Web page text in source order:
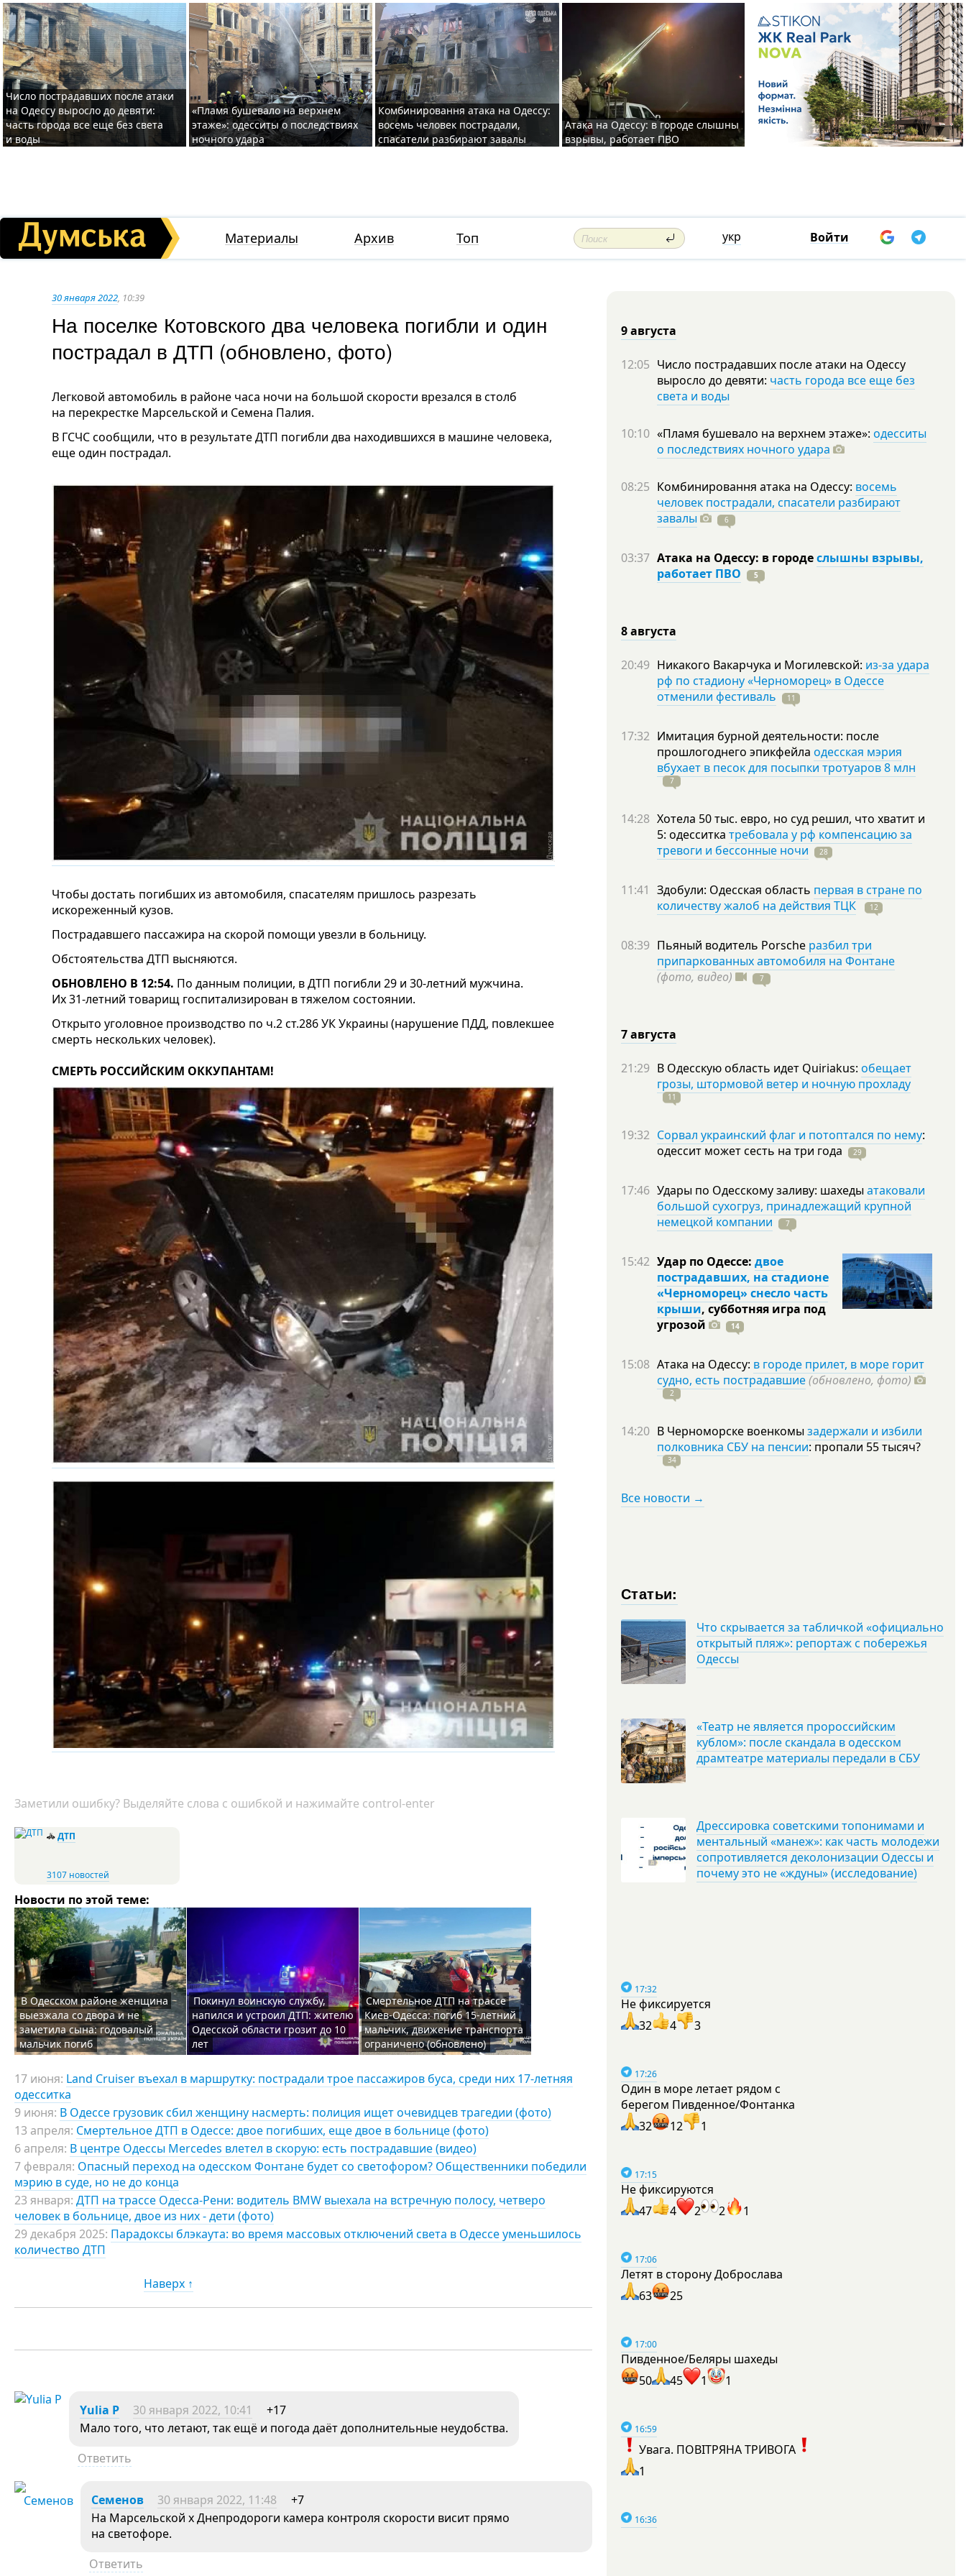
Число пострадавших после атаки
на Одессу выросло до девяти:
часть города все еще без света
и воды
«Пламя бушевало на верхнем
этаже»: одесситы о последствиях
ночного удара
Комбинировання атака на Одессу:
восемь человек пострадали,
спасатели разбирают завалы
Атака на Одессу: в городе слышны
взрывы, работает ПВО
Материалы Архив Топ укр Войти
30 января 2022, 10:39
На поселке Котовского два человека погибли и один
пострадал в ДТП (обновлено, фото)
Легковой автомобиль в районе часа ночи на большой скорости врезался в столб
на перекрестке Марсельской и Семена Палия.
В ГСЧС сообщили, что в результате ДТП погибли два находившихся в машине человека,
еще один пострадал.
Чтобы достать погибших из автомобиля, спасателям пришлось разрезать
искореженный кузов.
Пострадавшего пассажира на скорой помощи увезли в больницу.
Обстоятельства ДТП высняются.
ОБНОВЛЕНО В 12:54. По данным полиции, в ДТП погибли 29 и 30-летний мужчина.
Их 31-летний товарищ госпитализирован в тяжелом состоянии.
Открыто уголовное производство по ч.2 ст.286 УК Украины (нарушение ПДД, повлекшее
смерть нескольких человек).
СМЕРТЬ РОССИЙСКИМ ОККУПАНТАМ!
Заметили ошибку? Выделяйте слова с ошибкой и нажимайте control-enter
🚓ДТП
3107 новостей
Новости по этой теме:
В Одесском районе женщина
выезжала со двора и не
заметила сына: годовалый
мальчик погиб
Покинул воинскую службу,
напился и устроил ДТП: жителю
Одесской области грозит до 10
лет
Смертельное ДТП на трассе
Киев-Одесса: погиб 15-летний
мальчик, движение транспорта
ограничено (обновлено)
17 июня: Land Cruiser въехал в маршрутку: пострадали трое пассажиров буса, среди них 17-летняя
одесситка
9 июня: В Одессе грузовик сбил женщину насмерть: полиция ищет очевидцев трагедии (фото)
13 апреля: Смертельное ДТП в Одессе: двое погибших, еще двое в больнице (фото)
6 апреля: В центре Одессы Mercedes влетел в скорую: есть пострадавшие (видео)
7 февраля: Опасный переход на одесском Фонтане будет со светофором? Общественники победили
мэрию в суде, но не до конца
23 января: ДТП на трассе Одесса-Рени: водитель BMW выехала на встречную полосу, четверо
человек в больнице, двое из них - дети (фото)
29 декабря 2025: Парадоксы блэкаута: во время массовых отключений света в Одессе уменьшилось
количество ДТП
Наверх ↑
Yulia P 30 января 2022, 10:41
+17
Мало того, что летают, так ещё и погода даёт дополнительные неудобства.
Ответить
Семенов 30 января 2022, 11:48
+7
На Марсельской х Днепродороги камера контроля скорости висит прямо
на светофоре.
Ответить
9 августа
12:05 Число пострадавших после атаки на Одессу
выросло до девяти: часть города все еще без
света и воды
10:10 «Пламя бушевало на верхнем этаже»: одесситы
о последствиях ночного удара
08:25 Комбинировання атака на Одессу: восемь
человек пострадали, спасатели разбирают
завалы
6
03:37 Атака на Одессу: в городеслышны взрывы,
работает ПВО
5
8 августа
20:49 Никакого Вакарчука и Могилевской: из-за удара
рф по стадиону «Черноморец» в Одессе
отменили фестиваль
11
17:32 Имитация бурной деятельности: после
прошлогоднего эпикфейла одесская мэрия
вбухает в песок для посыпки тротуаров 8 млн
7
14:28 Хотела 50 тыс. евро, но суд решил, что хватит и
5: одесситка требовала у рф компенсацию за
тревоги и бессонные ночи
28
11:41 Здобули: Одесская область первая в стране по
количеству жалоб на действия ТЦК
12
08:39 Пьяный водитель Porsche разбил три
припаркованных автомобиля на Фонтане
(фото, видео)
7
7 августа
21:29 В Одесскую область идет Quiriakus: обещает
грозы, штормовой ветер и ночную прохладу
11
19:32 Сорвал украинский флаг и потоптался по нему:
одессит может сесть на три года 29
17:46 Удары по Одесскому заливу: шахеды атаковали
большой сухогруз, принадлежащий крупной
немецкой компании
7
15:42 Удар по Одессе: двое
пострадавших, на стадионе
«Черноморец» снесло часть
крыши, субботняя игра под
угрозой
14
15:08 Атака на Одессу: в городе прилет, в море горит
судно, есть пострадавшие(обновлено, фото)
2
14:20 В Черноморске военкомы задержали и избили
полковника СБУ на пенсии: пропали 55тысяч?
34
Все новости →
Статьи:
Что скрывается за табличкой «официально
открытый пляж»: репортаж с побережья
Одессы
«Театр не является пророссийским
кублом»: после скандала в одесском
драмтеатре материалы передали в СБУ
Дрессировка советскими топонимами и
ментальный «манеж»: как часть молодежи
сопротивляется деколонизации Одессы и
почему это не «ждуны» (исследование)
17:32
Не фиксируется
32
4 3
17:26
Один в море летает рядом с
берегом Пивденное/Фонтанка
32
12 1
17:15
Не фиксируются
47
4 2 2 1
17:06
Летят в сторону Доброслава
63
25
17:00
Пивденное/Беляры шахеды
50
45 1 1
16:59
Увага. ПОВІТРЯНА ТРИВОГА
1
16:36